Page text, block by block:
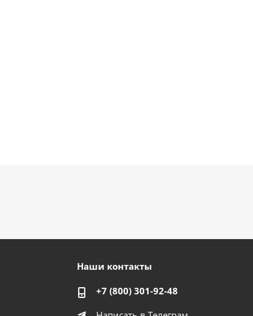
Наши контакты
+7 (800) 301-92-48